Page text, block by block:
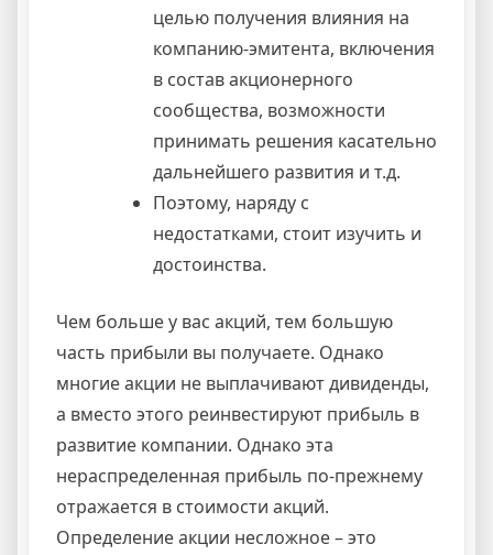
целью получения влияния на
компанию-эмитента, включения
в состав акционерного
сообщества, возможности
принимать решения касательно
дальнейшего развития и т.д.
Поэтому, наряду с
недостатками, стоит изучить и
достоинства.
Чем больше у вас акций, тем большую
часть прибыли вы получаете. Однако
многие акции не выплачивают дивиденды,
а вместо этого реинвестируют прибыль в
развитие компании. Однако эта
нераспределенная прибыль по-прежнему
отражается в стоимости акций.
Определение акции несложное – это